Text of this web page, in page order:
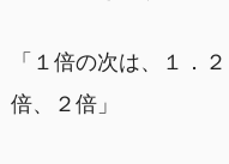
「１倍の次は、１．
倍、２倍」